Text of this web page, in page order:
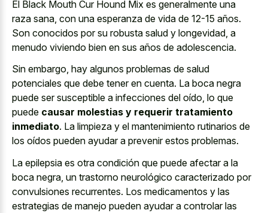
El Black Mouth Cur Hound Mix es generalmente una
raza sana, con una esperanza de vida de 12-15 años.
Son conocidos por su robusta salud y longevidad, a
menudo viviendo bien en sus años de adolescencia.
Sin embargo, hay algunos problemas de salud
potenciales que debe tener en cuenta. La boca negra
puede ser susceptible a infecciones del oído, lo que
puede causar molestias y requerir tratamiento
inmediato. La limpieza y el mantenimiento rutinarios de
los oídos pueden ayudar a prevenir estos problemas.
La epilepsia es otra condición que puede afectar a la
boca negra, un trastorno neurológico caracterizado por
convulsiones recurrentes. Los medicamentos y las
estrategias de manejo pueden ayudar a controlar las